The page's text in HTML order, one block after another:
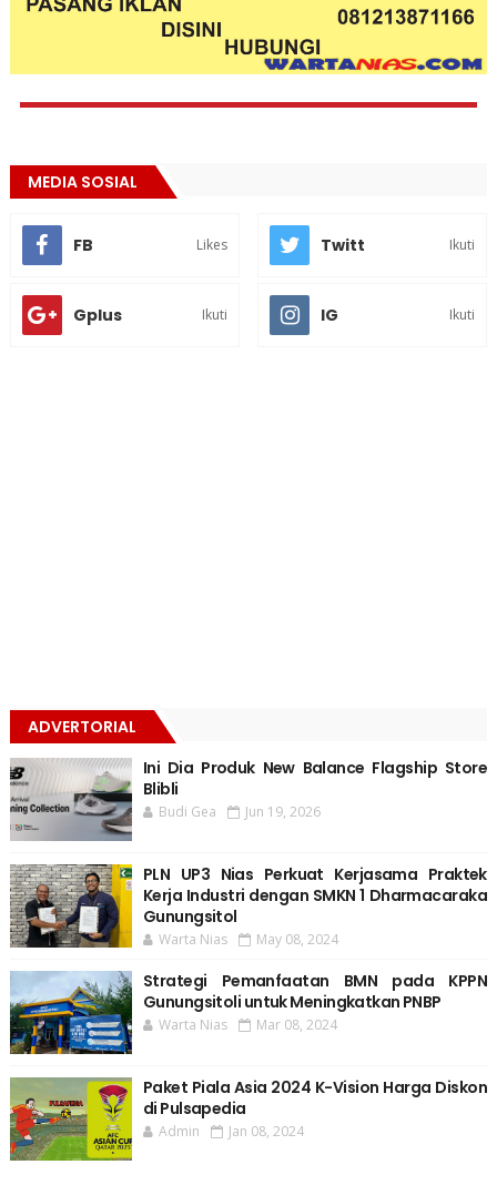
MEDIA SOSIAL
FB Likes Twitt Ikuti
Gplus Ikuti IG Ikuti
ADVERTORIAL
Ini Dia Produk New Balance Flagship Store
Blibli
Budi Gea Jun 19, 2026
PLN UP3 Nias Perkuat Kerjasama Praktek
Kerja Industri dengan SMKN 1 Dharmacaraka
Gunungsitol
Warta Nias May 08, 2024
Strategi Pemanfaatan BMN pada KPPN
Gunungsitoli untuk Meningkatkan PNBP
Warta Nias Mar 08, 2024
Paket Piala Asia 2024 K-Vision Harga Diskon
di Pulsapedia
Admin Jan 08, 2024